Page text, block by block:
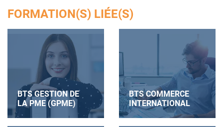
FORMATION(S) LIÉE(S)
BTS GESTION DE
LA PME (GPME)
BTS COMMERCE
INTERNATIONAL